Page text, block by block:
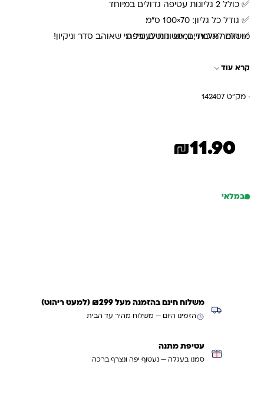
✅ כולל 2 גליונות עטיפה גדולים במיוחד
✅ גודל כל גליון: 70×100 ס"מ
✅ חומר איכותי, גמיש ונוח לעטיפה
מושלם לתלמידים, סטודנטים וכל מי שאוהב סדר וניקיון!
קרא עוד
· מק"ט 142407
₪11.90
במלאי
משלוח חינם בהזמנה מעל ₪299 (למעט ריהוט)
הזמינו היום — משלוח מהיר עד הבית
עטיפת מתנה
סמנו בעגלה — נעטוף יפה ונצרף ברכה